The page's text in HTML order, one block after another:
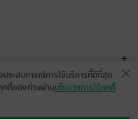
+
ประสบการณ์การใช้บริการที่ดีที่สุด
กกี้ของท่านผ่านนโยบายการใช้คุกกี้